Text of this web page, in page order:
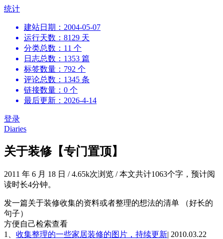
跳
统计
建站日期：2004-05-07
运行天数：8129 天
分类总数：11 个
日志总数：1353 篇
标签数量：792 个
评论总数：1345 条
链接数量：0 个
最后更新：2026-4-14
登录
Diaries
关于装修【专门置顶】
2011 年 6 月 18 日 /4.65k次浏览 /本文共计1063个字，预计阅
读时长4分钟。
发一篇关于装修收集的资料或者整理的想法的清单 （好长的
句子）
方便自己检索查看
1、 收集整理的一些家居装修的图片，持续更新| 2010.03.22